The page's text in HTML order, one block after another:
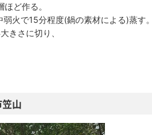
ど作る。
火で15分程度(鍋の素材による)蒸す。
きさに切り、
山